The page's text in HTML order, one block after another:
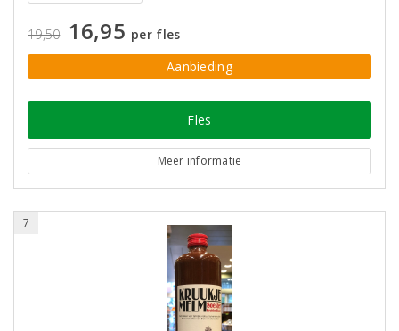
19,50 16,95 per fles
Aanbieding
Fles
Meer informatie
7